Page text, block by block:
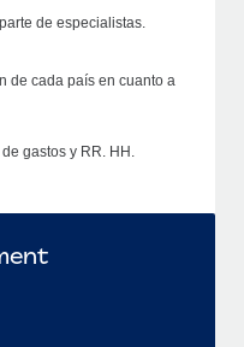
de especialistas.
de cada país en cuanto a
gastos y RR. HH.